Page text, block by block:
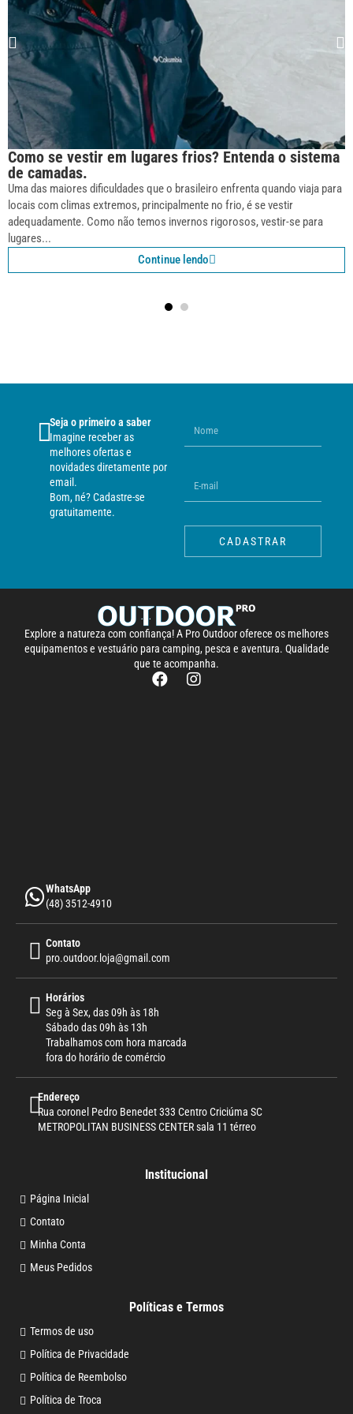
Como se vestir em lugares frios? Entenda o sistema
de camadas.
Uma das maiores dificuldades que o brasileiro enfrenta quando viaja para
locais com climas extremos, principalmente no frio, é se vestir
adequadamente. Como não temos invernos rigorosos, vestir-se para
lugares...
Continue lendo
Seja o primeiro a saber
Imagine receber as
melhores ofertas e
novidades diretamente por
email.
Bom, né? Cadastre-se
gratuitamente.
CADASTRAR
Explore a natureza com confiança! A Pro Outdoor oferece os melhores
equipamentos e vestuário para camping, pesca e aventura. Qualidade
que te acompanha.
WhatsApp
(48) 3512-4910
Contato
pro.outdoor.loja@gmail.com
Horários
Seg à Sex, das 09h às 18h
Sábado das 09h às 13h
Trabalhamos com hora marcada
fora do horário de comércio
Endereço
Rua coronel Pedro Benedet 333 Centro Criciúma SC
METROPOLITAN BUSINESS CENTER sala 11 térreo
Institucional
Página Inicial
Contato
Minha Conta
Meus Pedidos
Políticas e Termos
Termos de uso
Política de Privacidade
Política de Reembolso
Política de Troca